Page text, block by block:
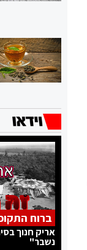
ברוח
אריק חנוך
נשבר"